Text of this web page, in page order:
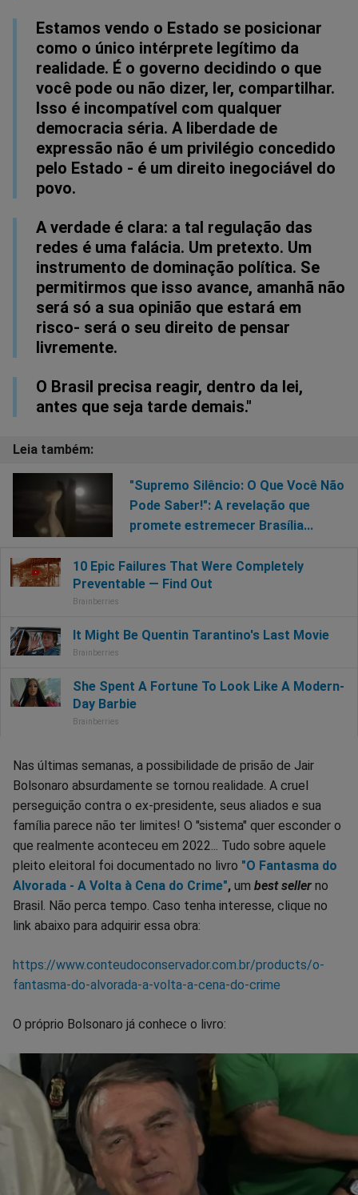
Estamos vendo o Estado se posicionar
como o único intérprete legítimo da
realidade. É o governo decidindo o que
você pode ou não dizer, ler, compartilhar.
Isso é incompatível com qualquer
democracia séria. A liberdade de
expressão não é um privilégio concedido
pelo Estado - é um direito inegociável do
povo.
A verdade é clara: a tal regulação das
redes é uma falácia. Um pretexto. Um
instrumento de dominação política. Se
permitirmos que isso avance, amanhã não
será só a sua opinião que estará em
risco- será o seu direito de pensar
livremente.
O Brasil precisa reagir, dentro da lei,
antes que seja tarde demais."
"Supremo Silêncio: O Que Você Não
Pode Saber!": A revelação que
promete estremecer Brasília...
Nas últimas semanas, a possibilidade de prisão de Jair
Bolsonaro absurdamente se tornou realidade. A cruel
perseguição contra o ex-presidente, seus aliados e sua
família parece não ter limites! O "sistema" quer esconder o
que realmente aconteceu em 2022... Tudo sobre aquele
pleito eleitoral foi documentado no livro "O Fantasma do
Alvorada - A Volta à Cena do Crime", um best seller no
Brasil. Não perca tempo. Caso tenha interesse, clique no
link abaixo para adquirir essa obra:
https://www.conteudoconservador.com.br/products/o-
fantasma-do-alvorada-a-volta-a-cena-do-crime
O próprio Bolsonaro já conhece o livro: